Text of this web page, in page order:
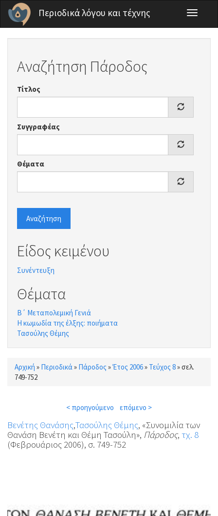
Παράκαμψη προς το κυρίως περιεχόμενο
Περιοδικά λόγου και τέχνης
Toggle
Αναζήτηση Πάροδος
Τίτλος
Συγγραφέας
Θέματα
Αναζήτηση
Είδος κειμένου
Συνέντευξη
Θέματα
Β΄ Μεταπολεμική Γενιά
Η κωμωδία της έλξης: ποιήματα
Τασούλης Θέμης
Είστε εδώ
Αρχική » Περιοδικά» Πάροδος »Έτος 2006» Τεύχος 8»σελ.
749-752
< προηγούμενο επόμενο >
Βενέτης Θανάσης,Τασούλης Θέμης, «Συνομιλία των
Θανάση Βενέτη και Θέμη Τασούλη», Πάροδος, τχ. 8
(Φεβρουάριος 2006), σ. 749-752